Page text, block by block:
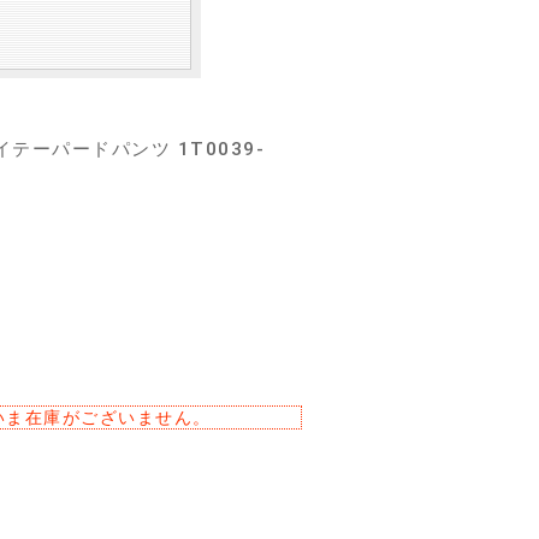
テーパードパンツ 1T0039-
在庫がございません。